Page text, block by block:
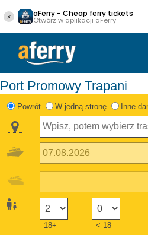
aFerry - Cheap ferry tickets
Otwórz w aplikacji aFerry
Port Promowy Trapani
Powrót W jedną stronę Inne
18+ < 18